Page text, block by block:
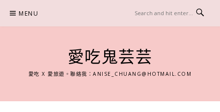
content
MENU
愛吃鬼芸芸
愛吃 X 愛旅遊。聯絡我：ANISE_CHUANG@HOTMAIL.COM